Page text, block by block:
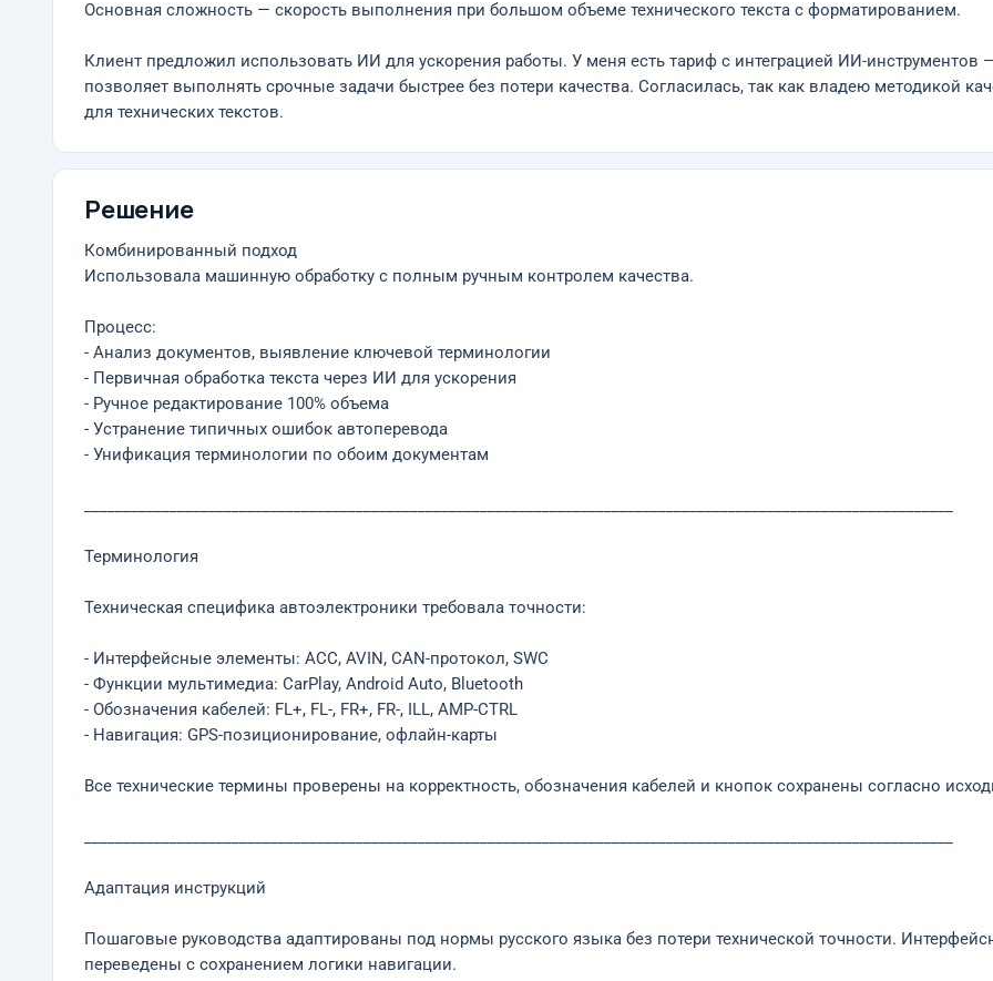
Основная сложность — скорость выполнения при большом объеме технического текста с форматированием.
Клиент предложил использовать ИИ для ускорения работы. У меня есть тариф с интеграцией ИИ-
позволяет выполнять срочные задачи быстрее без потери качества. Согласилась, так как владею методикой
для технических текстов.
Решение
Комбинированный подход
Использовала машинную обработку с полным ручным контролем качества.
Процесс:
- Анализ документов, выявление ключевой терминологии
- Первичная обработка текста через ИИ для ускорения
- Ручное редактирование 100% объема
- Устранение типичных ошибок автоперевода
- Унификация терминологии по обоим документам
Терминология
Техническая специфика автоэлектроники требовала точности:
- Интерфейсные элементы: ACC, AVIN, CAN-протокол, SWC
- Функции мультимедиа: CarPlay, Android Auto, Bluetooth
- Обозначения кабелей: FL+, FL-, FR+, FR-, ILL, AMP-CTRL
- Навигация: GPS-позиционирование, офлайн-карты
Все технические термины проверены на корректность, обозначения кабелей и кнопок сохранены согласно
Адаптация инструкций
Пошаговые руководства адаптированы под нормы русского языка без потери технической точности.
переведены с сохранением логики навигации.